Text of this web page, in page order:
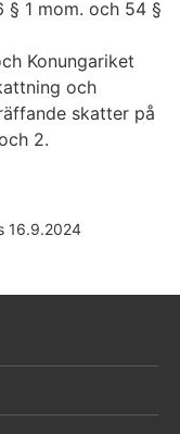
§ 1 mom. och 54 §
Konungariket
och
skatter på
2.
16.9.2024